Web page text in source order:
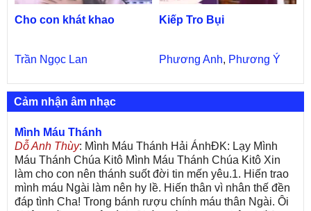
Cho con khát khao
Trần Ngọc Lan
Kiếp Tro Bụi
Phương Anh, Phương Ý
Cảm nhận âm nhạc
Mình Máu Thánh
Dỗ Anh Thùy: Mình Máu Thánh Hải ÁnhĐK: Lạy Mình
Máu Thánh Chúa Kitô Mình Máu Thánh Chúa Kitô Xin
làm cho con nên thánh suốt đời tin mến yêu.1. Hiến trao
mình máu Ngài làm nên hy lề. Hiến thân vì nhân thế đền
đáp tình Cha! Trong bánh rượu chính máu thân Ngài. Ôi